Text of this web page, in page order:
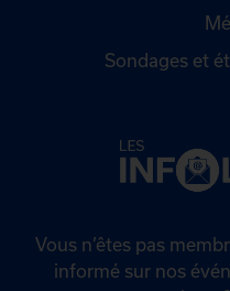
Sondages et
Vous n’êtes pas
informé sur nos